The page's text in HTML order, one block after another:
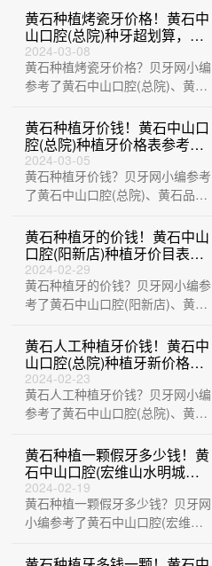
瑞橙口···
黄石种植烤瓷牙价格！黄石中
山口腔(总院)种牙超划算，国
产威高WEGO种植牙：2785
元起/颗！
2024-03-08
黄石种植烤瓷牙价格？贝牙网小编
参考了黄石中山口腔(总院)、黄石
(宏维···
黄石种植牙价钱！黄石中山口
腔(总院)种植牙价格表参考，
德国费亚丹种植体：7358元
起/颗！
2024-03-05
黄石种植牙价钱？贝牙网小编参考
了黄石中山口腔(总院)、黄石品众
石大冶捷···
黄石种植牙的价钱！黄石中山
口腔(阳新店)种植牙价目表已
更新，德国icx种植牙：6807
元起/颗！
2024-02-29
黄石种植牙的价钱？贝牙网小编参
考了黄石中山口腔(阳新店)、黄石
康口···
黄石人工种植牙价钱！黄石中
山口腔(总院)种植牙新价格已
确定，瑞士Sic种植牙：6098
元起/颗！
2024-02-23
黄石人工种植牙价钱？贝牙网小编
参考了黄石中山口腔(总院)、黄石
玉口腔···
黄石种植一颗假牙多少钱！黄
石中山口腔(宏维山水明城店)
种植牙价格表更新，德国ht瑞
西欧种植牙：6456元起/颗！
2024-02-19
黄石种植一颗假牙多少钱？贝牙网
小编参考了黄石中山口腔(宏维山
黄石华玉口···